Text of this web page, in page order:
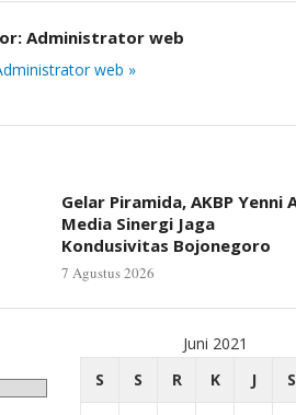
Administrator web
web »
Gelar Piramida, AKBP Yenni
Media Sinergi Jaga
Kondusivitas Bojonegoro
7 Agustus 2026
Juni 2021
S
S R K J S